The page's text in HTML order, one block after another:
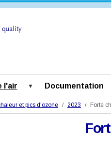
l'air Documentation
et pics d'ozone 2023 Forte